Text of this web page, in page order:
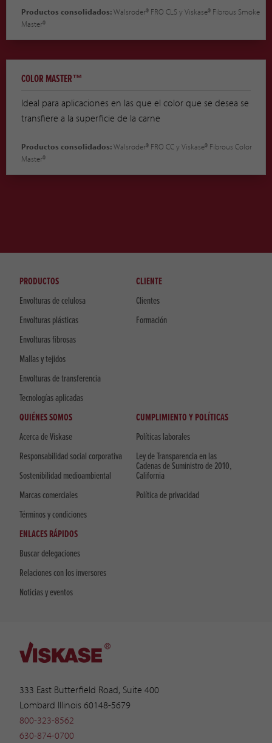
Productos consolidados:Walsroder® FRO CLS y Viskase® Fibrous Smoke
Master®
COLOR MASTER™
Ideal para aplicaciones en las que el color que se desea se
transfiere a la superficie de la carne
Productos consolidados:Walsroder® FRO CC y Viskase® Fibrous Color
Master®
333 East Butterfield Road, Suite 400
Lombard Illinois 60148-5679
800-323-8562
630-874-0700
PRODUCTOS
Envolturas de celulosa
Envolturas plásticas
Envolturas fibrosas
Mallas y tejidos
Envolturas de transferencia
Tecnologías aplicadas
CLIENTE
Clientes
Formación
QUIÉNES SOMOS
Acerca de Viskase
Responsabilidad social corporativa
Sostenibilidad medioambiental
Marcas comerciales
Términos y condiciones
CUMPLIMIENTO Y POLÍTICAS
Políticas laborales
Ley de Transparencia en las
Cadenas de Suministro de 2010,
California
Política de privacidad
ENLACES RÁPIDOS
Buscar delegaciones
Relaciones con los inversores
Noticias y eventos